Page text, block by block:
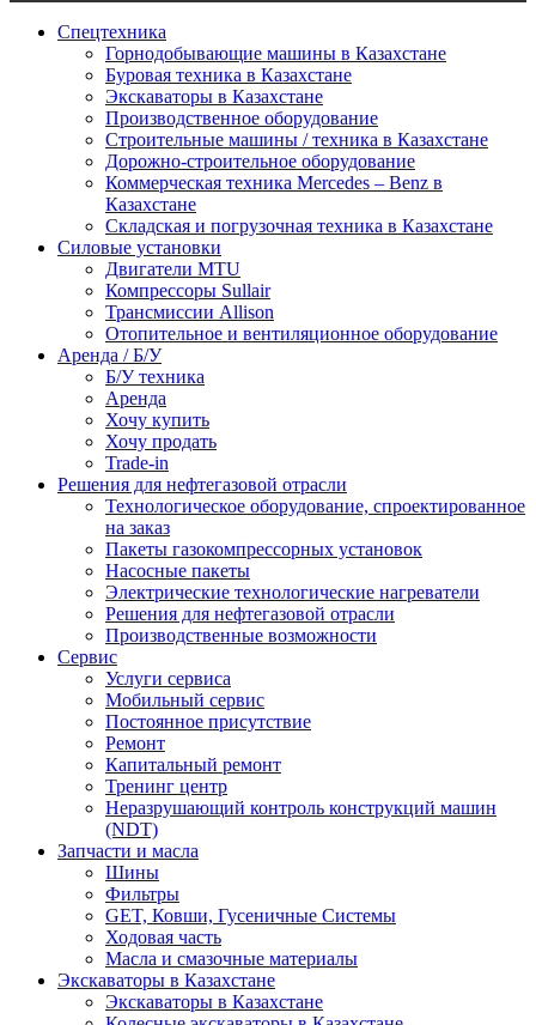
Спецтехника
Горнодобывающие машины в Казахстане
Буровая техника в Казахстане
Экскаваторы в Казахстане
Производственное оборудование
Строительные машины / техника в Казахстане
Дорожно-строительное оборудование
Коммерческая техника Mercedes – Benz в
Казахстане
Складская и погрузочная техника в Казахстане
Силовые установки
Двигатели MTU
Компрессоры Sullair
Трансмиссии Allison
Отопительное и вентиляционное оборудование
Аренда / Б/У
Б/У техника
Аренда
Хочу купить
Хочу продать
Trade-in
Решения для нефтегазовой отрасли
Технологическое оборудование, спроектированное
на заказ
Пакеты газокомпрессорных установок
Насосные пакеты
Электрические технологические нагреватели
Решения для нефтегазовой отрасли
Производственные возможности
Сервис
Услуги сервиса
Мобильный сервис
Постоянное присутствие
Ремонт
Капитальный ремонт
Тренинг центр
Неразрушающий контроль конструкций машин
(NDT)
Запчасти и масла
Шины
Фильтры
GET, Ковши, Гусеничные Системы
Ходовая часть
Масла и смазочные материалы
Экскаваторы в Казахстане
Экскаваторы в Казахстане